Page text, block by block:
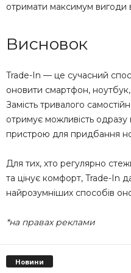
отримати максимум вигоди
Висновок
Trade-In — це сучасний
оновити смартфон,
Замість тривалого
отримує можливість одразу
пристрою для придбання
Для тих, хто регулярно
та цінує комфорт, Trade-In
найрозумніших способів
*на правах реклами
Новини